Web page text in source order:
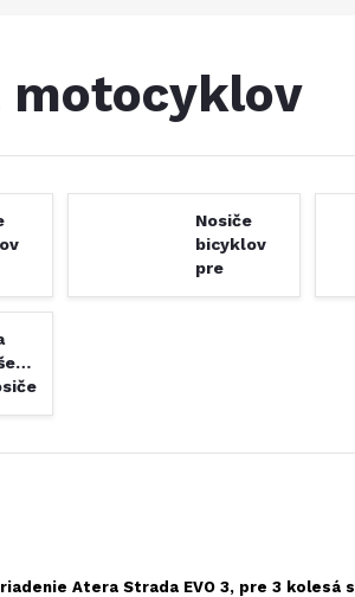
motocyklov
Nosiče
bicyklov
pre
Atera Strada EVO 3, pre 3 kolesá s